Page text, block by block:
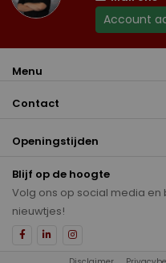
Account
Menu
Contact
Openingstijden
Blijf op de hoogte
Volg ons op social media
nieuwtjes!